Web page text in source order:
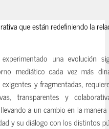
que están redefiniendo la
una evolución
mediático cada vez más
y fragmentadas,
transparentes y
a un cambio en la
y su diálogo con los distintos